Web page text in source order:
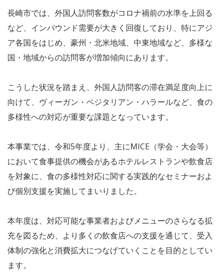
長崎市では、外国人訪問客数がコロナ禍前の水準を上回る
など、インバウンド需要が大きく回復しており、特にアジ
ア各国をはじめ、豪州・北米地域、中東地域など、多様な
国・地域からの訪問客が増加傾向にあります。
こうした状況を踏まえ、外国人訪問客の滞在満足度向上に
向けて、ヴィーガン・ベジタリアン・ハラールなど、食の
多様性への対応が重要な課題となっています。
本事業では、令和5年度より、主にMICE（学会・大会等）
において食事提供の機会があるホテルレストランや飲食店
を対象に、食の多様性対応に関する実践的なセミナーおよ
び個別支援を実施してまいりました。
本年度は、対応可能な事業者およびメニューのさらなる拡
充を図るため、より多くの飲食店への支援を通じて、受入
体制の強化と消費拡大につなげていくことを目的としてい
ます。